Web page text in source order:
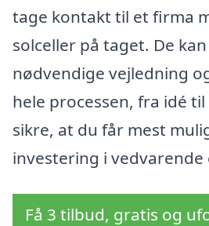
tage kontakt til et firma
solceller på taget. De
nødvendige vejledning
hele processen, fra idé
sikre, at du får mest
investering i vedvarende
Få 3 tilbud, gratis og